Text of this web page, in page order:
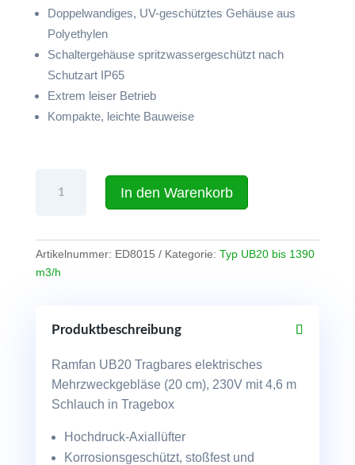
Doppelwandiges, UV-geschütztes Gehäuse aus
Polyethylen
Schaltergehäuse spritzwassergeschützt nach
Schutzart IP65
Extrem leiser Betrieb
Kompakte, leichte Bauweise
UB20
(20
cm),
Schlauch
Menge
In den Warenkorb
Artikelnummer: ED8015 Kategorie: Typ UB20 bis 1390
m3/h
Produktbeschreibung
Ramfan UB20 Tragbares elektrisches
Mehrzweckgebläse (20 cm), 230V mit 4,6 m
Schlauch in Tragebox
Hochdruck-Axiallüfter
Korrosionsgeschützt, stoßfest und